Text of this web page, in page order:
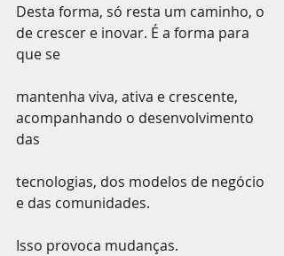
Desta forma, só resta um caminho, o
de crescer e inovar. É a forma para
que se
mantenha viva, ativa e crescente,
acompanhando o desenvolvimento
das
tecnologias, dos modelos de negócio
e das comunidades.
Isso provoca mudanças.